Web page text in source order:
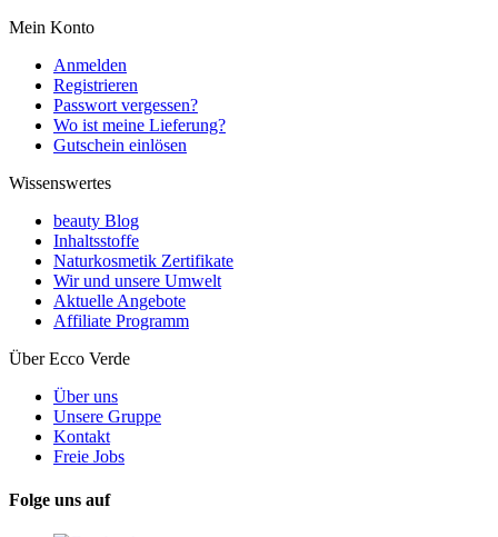
Mein Konto
Anmelden
Registrieren
Passwort vergessen?
Wo ist meine Lieferung?
Gutschein einlösen
Wissenswertes
beauty Blog
Inhaltsstoffe
Naturkosmetik Zertifikate
Wir und unsere Umwelt
Aktuelle Angebote
Affiliate Programm
Über Ecco Verde
Über uns
Unsere Gruppe
Kontakt
Freie Jobs
Folge uns auf